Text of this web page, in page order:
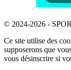
© 2024-2026 -
Ce site utilise des
supposerons que
vous désinscrire si